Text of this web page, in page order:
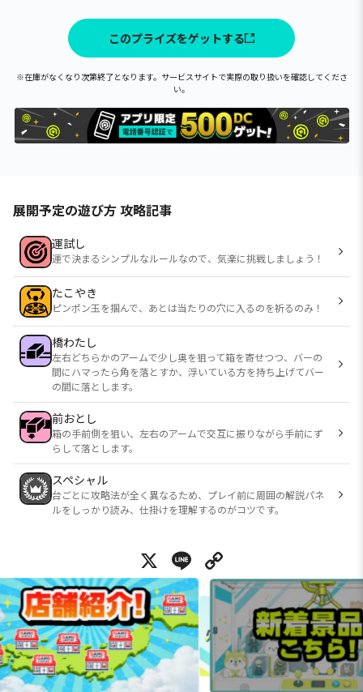
このプライズをゲットする
※在庫がなくなり次第終了となります。サービスサイトで実際の取り扱いを確認してくださ
い。
展開予定の遊び方 攻略記事
運試し
運で決まるシンプルなルールなので、気楽に挑戦しましょう！
たこやき
ピンポン玉を掴んで、あとは当たりの穴に入るのを祈るのみ！
橋わたし
左右どちらかのアームで少し奥を狙って箱を寄せつつ、バーの
間にハマったら角を落とすか、浮いている方を持ち上げてバー
の間に落とします。
前おとし
箱の手前側を狙い、左右のアームで交互に振りながら手前にず
らして落とします。
スペシャル
台ごとに攻略法が全く異なるため、プレイ前に周囲の解説パネ
ルをしっかり読み、仕掛けを理解するのがコツです。
X Line